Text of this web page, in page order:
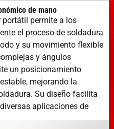
de mano
portátil permite a los
el proceso de soldadura
y su movimiento flexible
y ángulos
un posicionamiento
mejorando la
Su diseño facilita
aplicaciones de